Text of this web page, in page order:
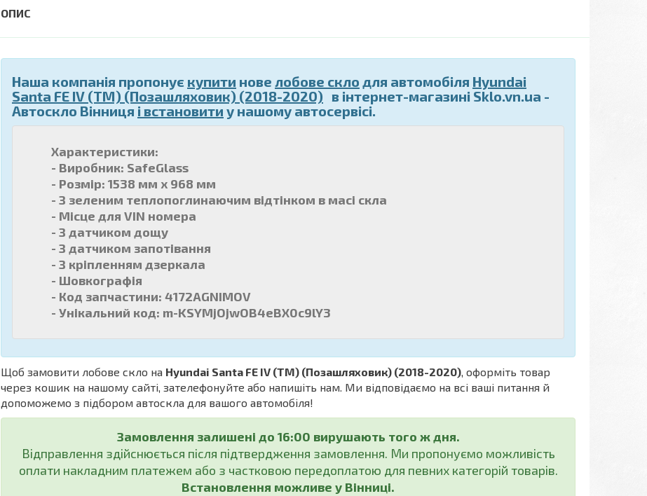
Наша компанія пропонує купити нове лобове скло для автомобіля Hyundai
Santa FE IV (TM) (Позашляховик) (2018-2020) в інтернет-магазині Sklo.vn.ua -
Автоскло Вінниця і встановити у нашому автосервісі.
Характеристики:
- Виробник: SafeGlass
- Розмір: 1538 мм x 968 мм
- З зеленим теплопоглинаючим відтінком в масі скла
- Місце для VIN номера
- З датчиком дощу
- З датчиком запотівання
- З кріпленням дзеркала
- Шовкографія
- Код запчастини: 4172AGNIMOV
- Унікальний код: m-KSYMjOjwOB4eBX0c9lY3
Щоб замовити лобове скло на Hyundai Santa FE IV (TM) (Позашляховик) (2018-2020), оформіть товар
через кошик на нашому сайті, зателефонуйте або напишіть нам. Ми відповідаємо на всі ваші питання й
допоможемо з підбором автоскла для вашого автомобіля!
Замовлення залишені до 16:00 вирушають того ж дня.
Відправлення здійснюється після підтвердження замовлення. Ми пропонуємо можливість
оплати накладним платежем або з частковою передоплатою для певних категорій товарів.
Встановлення можливе у Вінниці.